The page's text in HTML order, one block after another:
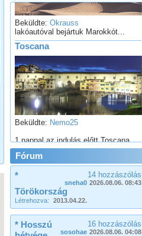
Beküldte:Okrauss
lakóautóval bejártuk Marokkót...
Toscana
Beküldte:Nemo25
lett a befutó....
Olasz-Francia utazás
Beküldte:Eva54
Fórum
14 hozzászólás
sneha0 2026.08.06. 08:43
*
Törökország
Létrehozva: 2013.04.22.
16 hozzászólás
sosohae 2026.08.06. 04:08
* Hosszú